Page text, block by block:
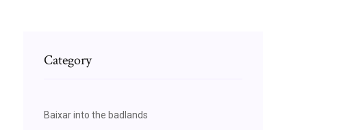
Category
Baixar into the badlands